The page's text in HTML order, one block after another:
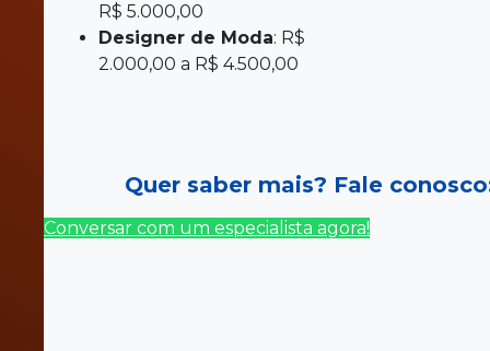
R$ 5.000,00
Designer de Moda: R$
2.000,00 a R$ 4.500,00
Quer saber mais? Fale
Conversar com um especialista agora!